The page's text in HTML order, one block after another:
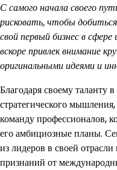
С самого начала своего
рисковать, чтобы
свой первый бизнес в
вскоре привлек внимание
оригинальными идеями и
Благодаря своему таланту
стратегического
команду профессионалов,
его амбициозные планы.
из лидеров в своей
признаний от